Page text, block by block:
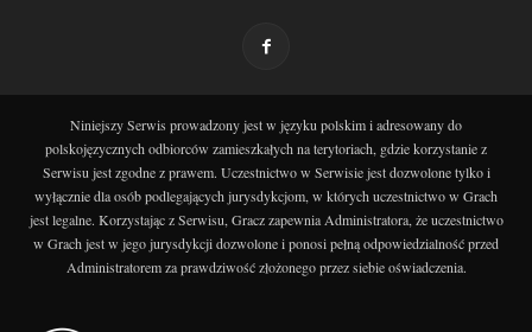
Niniejszy Serwis prowadzony jest w języku polskim i adresowany do
polskojęzycznych odbiorców zamieszkałych na terytoriach, gdzie korzystanie z
Serwisu jest zgodne z prawem. Uczestnictwo w Serwisie jest dozwolone tylko i
wyłącznie dla osób podlegających jurysdykcjom, w których uczestnictwo w Grach
jest legalne. Korzystając z Serwisu, Gracz zapewnia Administratora, że uczestnictwo
w Grach jest w jego jurysdykcji dozwolone i ponosi pełną odpowiedzialność przed
Administratorem za prawdziwość złożonego przez siebie oświadczenia.